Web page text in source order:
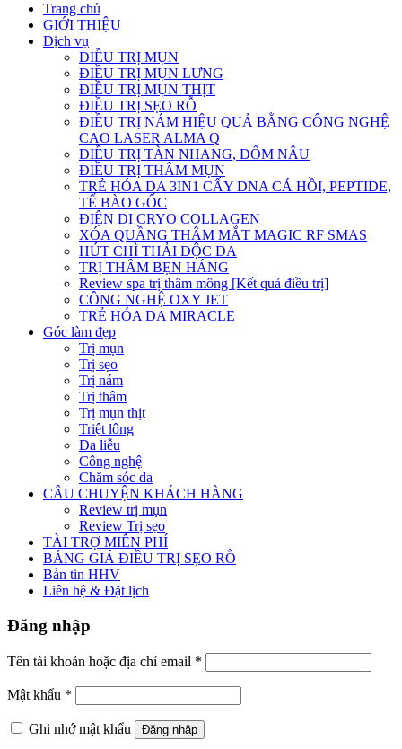
Trang chủ
GIỚI THIỆU
Dịch vụ
ĐIỀU TRỊ MỤN
ĐIỀU TRỊ MỤN LƯNG
ĐIỀU TRỊ MỤN THỊT
ĐIỀU TRỊ SẸO RỖ
ĐIỀU TRỊ NÁM HIỆU QUẢ BẰNG CÔNG NGHỆ
CAO LASER ALMA Q
ĐIỀU TRỊ TÀN NHANG, ĐỐM NÂU
ĐIỀU TRỊ THÂM MỤN
TRẺ HÓA DA 3IN1 CẤY DNA CÁ HỒI, PEPTIDE,
TẾ BÀO GỐC
ĐIỆN DI CRYO COLLAGEN
XÓA QUẦNG THÂM MẮT MAGIC RF SMAS
HÚT CHÌ THẢI ĐỘC DA
TRỊ THÂM BẸN HÁNG
Review spa trị thâm mông [Kết quả điều trị]
CÔNG NGHỆ OXY JET
TRẺ HÓA DA MIRACLE
Góc làm đẹp
Trị mụn
Trị sẹo
Trị nám
Trị thâm
Trị mụn thịt
Triệt lông
Da liễu
Công nghệ
Chăm sóc da
CÂU CHUYỆN KHÁCH HÀNG
Review trị mụn
Review Trị sẹo
TÀI TRỢ MIỄN PHÍ
BẢNG GIÁ ĐIỀU TRỊ SẸO RỖ
Bản tin HHV
Liên hệ & Đặt lịch
Đăng nhập
Tên tài khoản hoặc địa chỉ email *
Mật khẩu *
Ghi nhớ mật khẩu Đăng nhập